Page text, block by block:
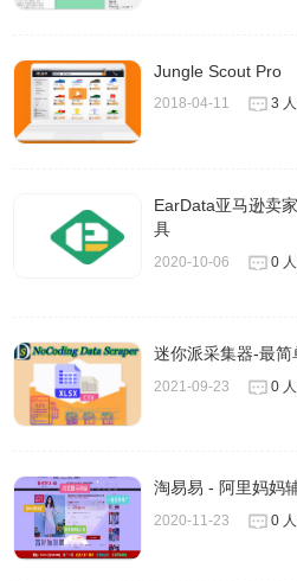
Jungle Scout Pro
2018-04-11 3
EarData亚马逊卖
具
2020-10-06 0
迷你派采集器-最
2021-09-23 0
淘易易 - 阿里妈妈
2020-11-23 0